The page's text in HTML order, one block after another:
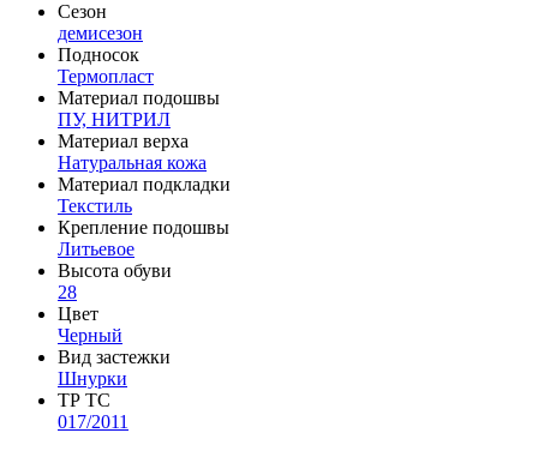
Сезон
демисезон
Подносок
Термопласт
Материал подошвы
ПУ, НИТРИЛ
Материал верха
Натуральная кожа
Материал подкладки
Текстиль
Крепление подошвы
Литьевое
Высота обуви
28
Цвет
Черный
Вид застежки
Шнурки
ТР ТС
017/2011